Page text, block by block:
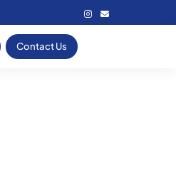
Contact Us